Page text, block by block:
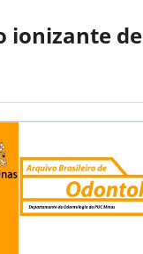
ionizante de